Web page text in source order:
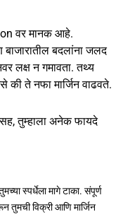
वर मानक आहे.
बदलांना जलद
लक्ष न गमावता. तथ्य
की ते नफा मार्जिन वाढवते.
तुम्हाला अनेक फायदे
स्पर्धेला मागे टाका. संपूर्ण
तुमची विक्री आणि मार्जिन